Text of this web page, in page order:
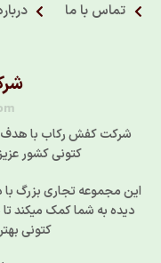
تماس با ما
شرکت کفش رکاب با هدف
کتونی کشور
این مجموعه تجاری بزرگ با
دیده به شما کمک میکند تا
کتونی